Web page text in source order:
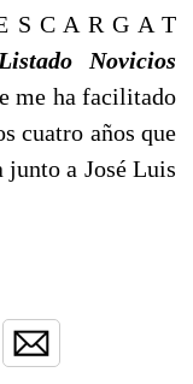
S C A R G A T
Listado Novicios
me ha facilitado
cuatro años que
a José Luis